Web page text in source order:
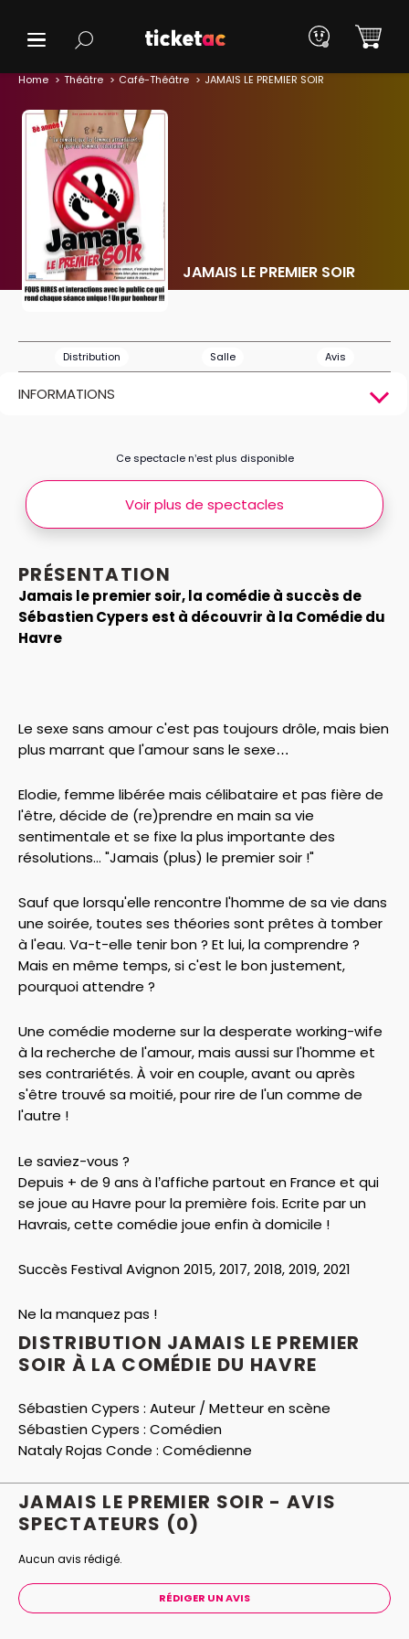
Home Théâtre Café-Théâtre JAMAIS LE PREMIER SOIR
JAMAIS LE PREMIER SOIR
Distribution Salle Avis
INFORMATIONS
PRÉSENTATION
Jamais le premier soir, la comédie à succès de
Sébastien Cypers est à découvrir à la Comédie du
Havre
Le sexe sans amour c'est pas toujours drôle, mais bien
plus marrant que l'amour sans le sexe…
Elodie, femme libérée mais célibataire et pas fière de
l'être, décide de (re)prendre en main sa vie
sentimentale et se fixe la plus importante des
résolutions... "Jamais (plus) le premier soir !"
Sauf que lorsqu'elle rencontre l'homme de sa vie dans
une soirée, toutes ses théories sont prêtes à tomber
à l'eau. Va-t-elle tenir bon ? Et lui, la comprendre ?
Mais en même temps, si c'est le bon justement,
pourquoi attendre ?
Une comédie moderne sur la desperate working-wife
à la recherche de l'amour, mais aussi sur l'homme et
ses contrariétés. À voir en couple, avant ou après
s'être trouvé sa moitié, pour rire de l'un comme de
l'autre !
Le saviez-vous ?
Depuis + de 9 ans à l’affiche partout en France et qui
se joue au Havre pour la première fois. Ecrite par un
Havrais, cette comédie joue enfin à domicile !
Succès Festival Avignon 2015, 2017, 2018, 2019, 2021
Ne la manquez pas !
Ce spectacle n’est plus disponible
Voir plus de spectacles
DISTRIBUTION JAMAIS LE PREMIER
SOIR À LA COMÉDIE DU HAVRE
Sébastien Cypers : Auteur / Metteur en scène
Sébastien Cypers : Comédien
Nataly Rojas Conde : Comédienne
JAMAIS LE PREMIER SOIR - AVIS
SPECTATEURS (0)
Aucun avis rédigé.
RÉDIGER UN AVIS